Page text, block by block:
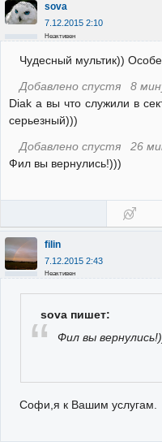
sova
7.12.2015 2:10
Неактивен
Чудесный мультик))
Добавлено спустя 8
Diak а вы что служили в
серьезный)))
Добавлено спустя 26
Фил вы вернулись!)))
filin
7.12.2015 2:43
Неактивен
sova пишет:
Фил вы
Софи,я к Вашим услугам.